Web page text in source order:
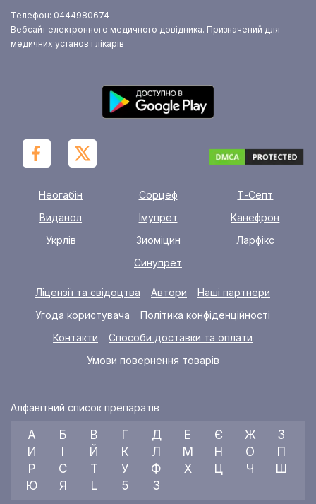
Телефон: 0444980674
Вебсайт електронного медичного довідника. Призначений для
медичних установ і лікарів
Неогабін Сорцеф
Т-Септ
Виданол
Імупрет
Канефрон
Укрлів
Зиоміцин
Ларфікс
Синупрет
Ліцензії та свідоцтва Автори
Наші партнери
Угода користувача
Політика конфіденційності
Контакти
Способи доставки та оплати
Умови повернення товарів
Алфавітний список препаратів
А Б В Г Д Е Є Ж
З
И
Й К Л М Н О
П
Р
С Т У Ф Х Ц Ч
Ш
Ю
Я L 5 3